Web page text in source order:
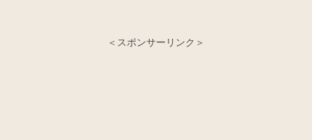
＜スポンサーリンク＞